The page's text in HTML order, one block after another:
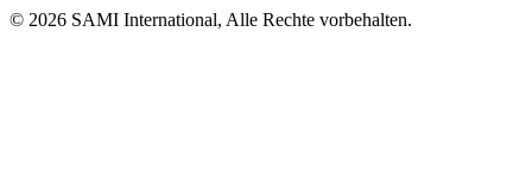
© 2026 SAMI International, Alle Rechte vorbehalten.